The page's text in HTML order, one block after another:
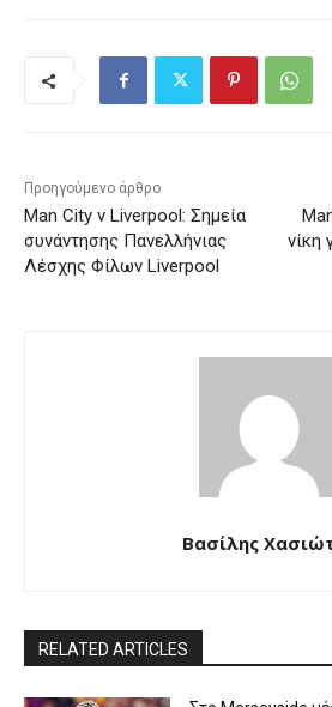
Προηγούμενο άρθρο
Man City v Liverpool: Σημεία
συνάντησης Πανελλήνιας
Λέσχης Φίλων Liverpool
νίκη
Βασίλης
RELATED ARTICLES